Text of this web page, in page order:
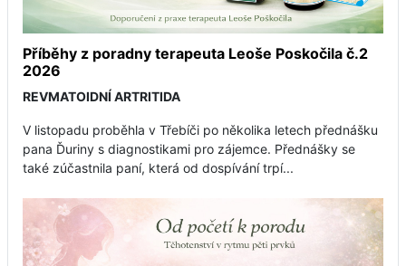
Příběhy z poradny terapeuta Leoše Poskočila č.2
2026
REVMATOIDNÍ ARTRITIDA
V listopadu proběhla v Třebíči po několika letech přednášku
pana Ďuriny s diagnostikami pro zájemce. Přednášky se
také zúčastnila paní, která od dospívání trpí...